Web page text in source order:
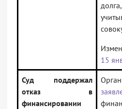
15
Суд поддержал
отказ в
финансировании